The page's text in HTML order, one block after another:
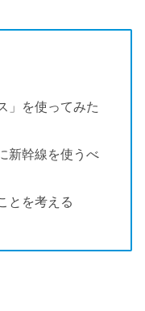
」を使ってみた
新幹線を使うべ
とを考える